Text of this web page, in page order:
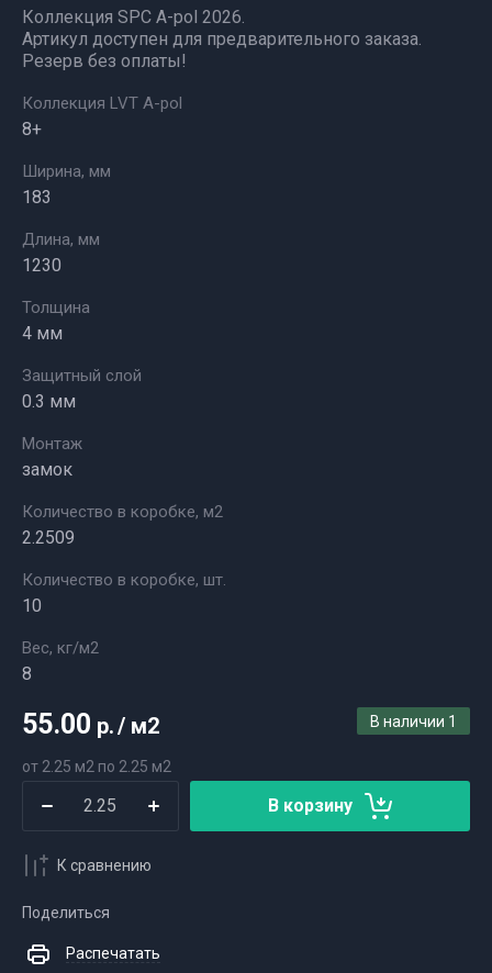
Коллекция SPC A-pol 2026.
Артикул доступен для предварительного заказа.
Резерв без оплаты!
Коллекция LVT A-pol
8+
Ширина, мм
183
Длина, мм
1230
Толщина
4 мм
Защитный слой
0.3 мм
Монтаж
замок
Количество в коробке, м2
2.2509
Количество в коробке, шт.
10
Вес, кг/м2
8
В наличии 1
55.00 р./ м2
от 2.25 м2 по 2.25 м2
В корзину
К сравнению
Поделиться
Распечатать